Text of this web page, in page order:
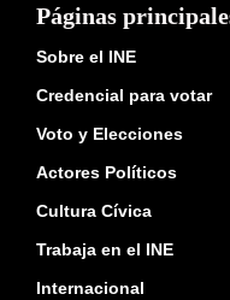
Páginas
Sobre el INE
Credencial para votar
Voto y Elecciones
Actores Políticos
Cultura Cívica
Trabaja en el INE
Internacional